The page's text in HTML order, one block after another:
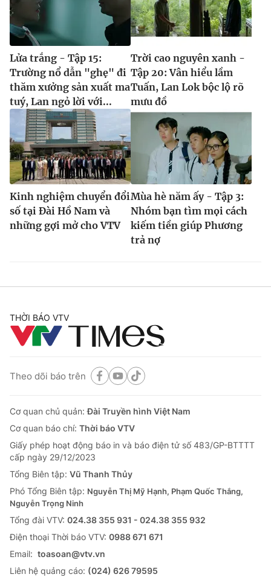
Lửa trắng - Tập 15:
Trường nổ dẫn "ghẹ" đi
thăm xưởng sản xuất ma
tuý, Lan ngỏ lời với...
Trời cao nguyên xanh -
Tập 20: Vân hiểu lầm
Tuấn, Lan Lok bộc lộ rõ
mưu đồ
Kinh nghiệm chuyển đổi
số tại Đài Hồ Nam và
những gợi mở cho VTV
Mùa hè năm ấy - Tập 3:
Nhóm bạn tìm mọi cách
kiếm tiền giúp Phương
trả nợ
THỜI BÁO VTV
Theo dõi báo trên
Cơ quan chủ quản:Đài Truyền hình Việt Nam
Cơ quan báo chí: Thời báo VTV
Giấy phép hoạt động báo in và báo điện tử số 483/GP-BTTTT
cấp ngày 29/12/2023
Tổng Biên tập: Vũ Thanh Thủy
Phó Tổng Biên tập: Nguyễn Thị Mỹ Hạnh, Phạm Quốc Thắng,
Nguyễn Trọng Ninh
Tổng đài VTV: 024.38 355 931 - 024.38 355 932
Ðiện thoại Thời báo VTV: 0988 671 671
Email: toasoan@vtv.vn
Liên hệ quảng cáo: (024) 626 79595